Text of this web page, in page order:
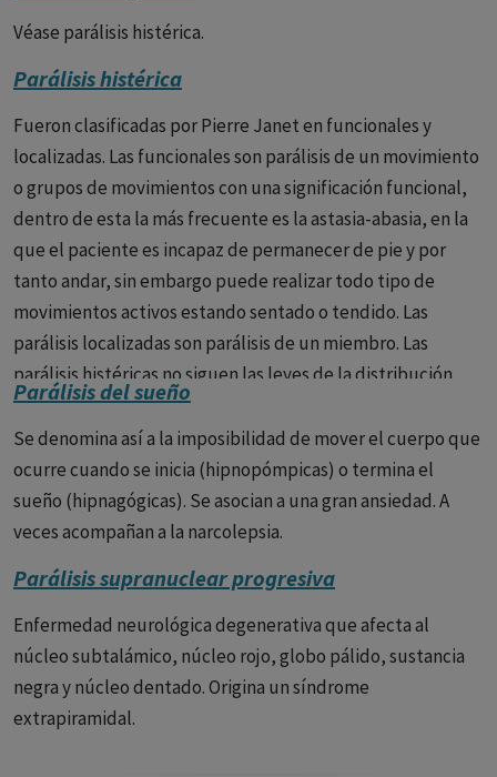
Véase parálisis histérica.
Parálisis histérica
Fueron clasificadas por Pierre Janet en funcionales y
localizadas. Las funcionales son parálisis de un movimiento
o grupos de movimientos con una significación funcional,
dentro de esta la más frecuente es la astasia-abasia, en la
que el paciente es incapaz de permanecer de pie y por
tanto andar, sin embargo puede realizar todo tipo de
movimientos activos estando sentado o tendido. Las
parálisis localizadas son parálisis de un miembro. Las
parálisis histéricas no siguen las leyes de la distribución
anatómica, pueden afectar a una mano (parálisis en
guante), al antebrazo y mano, etc. No se acompañan de los
trastornos del tono y reflejos que caracterizan a las
parálisis orgánicas. Pueden acompañarse de anestesias
histéricas.
Parálisis del sueño
Se denomina así a la imposibilidad de mover el cuerpo que
ocurre cuando se inicia (hipnopómpicas) o termina el
sueño (hipnagógicas). Se asocian a una gran ansiedad. A
veces acompañan a la narcolepsia.
Parálisis supranuclear progresiva
Enfermedad neurológica degenerativa que afecta al
núcleo subtalámico, núcleo rojo, globo pálido, sustancia
negra y núcleo dentado. Origina un síndrome
extrapiramidal.